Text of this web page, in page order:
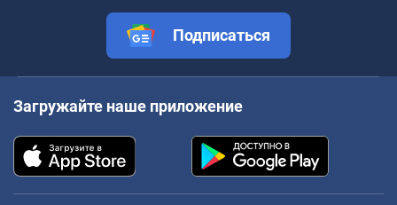
Подписаться
Загружайте наше приложение